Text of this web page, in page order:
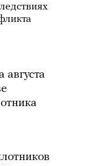
августа